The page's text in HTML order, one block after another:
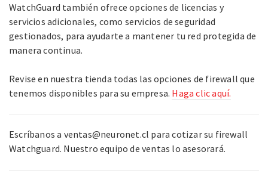
WatchGuard también ofrece opciones de licencias y
servicios adicionales, como servicios de seguridad
gestionados, para ayudarte a mantener tu red protegida de
manera continua.
Revise en nuestra tienda todas las opciones de firewall que
tenemos disponibles para su empresa. Haga clic aquí.
Escríbanos a ventas@neuronet.cl para cotizar su firewall
Watchguard. Nuestro equipo de ventas lo asesorará.